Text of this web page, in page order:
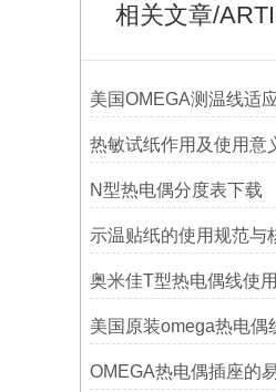
相关文章/
N型热电偶分度表下载